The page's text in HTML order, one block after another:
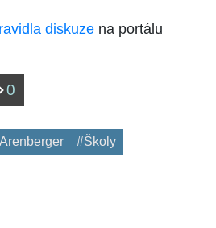
diskuze na portálu
0
#Školy